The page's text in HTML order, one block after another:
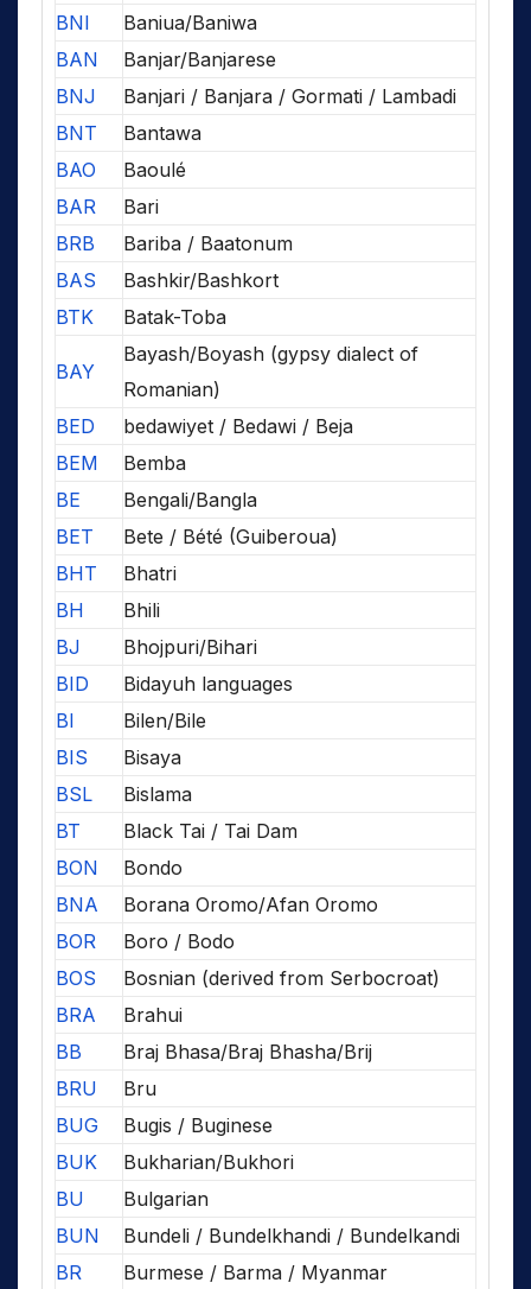
BNI
Baniua/Baniwa
BAN
Banjar/Banjarese
BNJ
Banjari / Banjara / Gormati / Lambadi
BNT
Bantawa
BAO
Baoulé
BAR
Bari
BRB
Bariba / Baatonum
BAS
Bashkir/Bashkort
BTK
Batak-Toba
BAY
Bayash/Boyash (gypsy dialect of
Romanian)
BED
bedawiyet / Bedawi / Beja
BEM
Bemba
BE
Bengali/Bangla
BET
Bete / Bété (Guiberoua)
BHT
Bhatri
BH
Bhili
BJ
Bhojpuri/Bihari
BID
Bidayuh languages
BI
Bilen/Bile
BIS
Bisaya
BSL
Bislama
BT
Black Tai / Tai Dam
BON
Bondo
BNA
Borana Oromo/Afan Oromo
BOR
Boro / Bodo
BOS
Bosnian (derived from Serbocroat)
BRA
Brahui
BB
Braj Bhasa/Braj Bhasha/Brij
BRU
Bru
BUG
Bugis / Buginese
BUK
Bukharian/Bukhori
BU
Bulgarian
BUN
Bundeli / Bundelkhandi / Bundelkandi
BR
Burmese / Barma / Myanmar